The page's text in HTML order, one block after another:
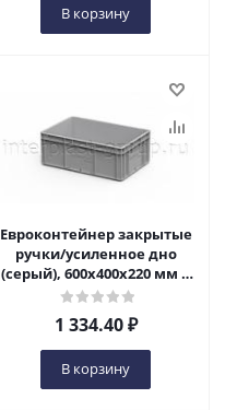
В корзину
Евроконтейнер закрытые
ручки/усиленное дно
(серый), 600x400x220 мм в
Ульяновске
1 334.40₽
В корзину